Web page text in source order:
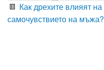
Как дрехите влияят на
самочувствието на мъжа?